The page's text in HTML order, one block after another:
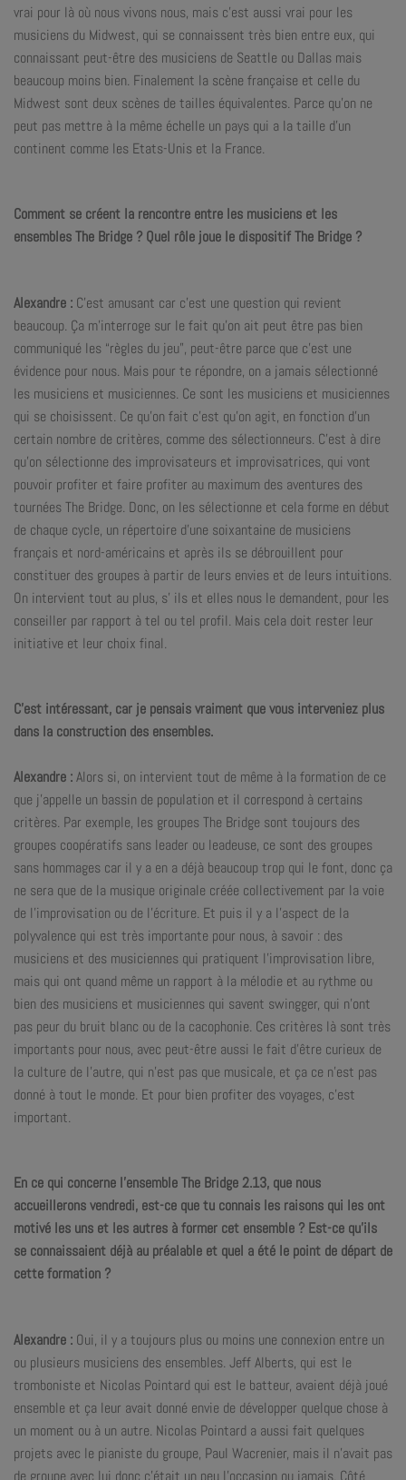
vrai pour là où nous vivons nous, mais c’est aussi vrai pour les
musiciens du Midwest, qui se connaissent très bien entre eux, qui
connaissant peut-être des musiciens de Seattle ou Dallas mais
beaucoup moins bien. Finalement la scène française et celle du
Midwest sont deux scènes de tailles équivalentes. Parce qu’on ne
peut pas mettre à la même échelle un pays qui a la taille d’un
continent comme les Etats-Unis et la France.
Comment se créent la rencontre entre les musiciens et les
ensembles The Bridge ? Quel rôle joue le dispositif The Bridge ?
Alexandre : C’est amusant car c’est une question qui revient
beaucoup. Ça m’interroge sur le fait qu’on ait peut être pas bien
communiqué les “règles du jeu”, peut-être parce que c’est une
évidence pour nous. Mais pour te répondre, on a jamais sélectionné
les musiciens et musiciennes. Ce sont les musiciens et musiciennes
qui se choisissent. Ce qu’on fait c’est qu’on agit, en fonction d’un
certain nombre de critères, comme des sélectionneurs. C’est à dire
qu’on sélectionne des improvisateurs et improvisatrices, qui vont
pouvoir profiter et faire profiter au maximum des aventures des
tournées The Bridge. Donc, on les sélectionne et cela forme en début
de chaque cycle, un répertoire d’une soixantaine de musiciens
français et nord-américains et après ils se débrouillent pour
constituer des groupes à partir de leurs envies et de leurs intuitions.
On intervient tout au plus, s’ ils et elles nous le demandent, pour les
conseiller par rapport à tel ou tel profil. Mais cela doit rester leur
initiative et leur choix final.
C’est intéressant, car je pensais vraiment que vous interveniez plus
dans la construction des ensembles.
Alexandre :Alors si, on intervient tout de même à la formation de ce
que j’appelle un bassin de population et il correspond à certains
critères. Par exemple, les groupes The Bridge sont toujours des
groupes coopératifs sans leader ou leadeuse, ce sont des groupes
sans hommages car il y a en a déjà beaucoup trop qui le font, donc ça
ne sera que de la musique originale créée collectivement par la voie
de l’improvisation ou de l’écriture. Et puis il y a l’aspect de la
polyvalence qui est très importante pour nous, à savoir : des
musiciens et des musiciennes qui pratiquent l’improvisation libre,
mais qui ont quand même un rapport à la mélodie et au rythme ou
bien des musiciens et musiciennes qui savent swingger, qui n’ont
pas peur du bruit blanc ou de la cacophonie. Ces critères là sont très
importants pour nous, avec peut-être aussi le fait d’être curieux de
la culture de l’autre, qui n’est pas que musicale, et ça ce n’est pas
donné à tout le monde. Et pour bien profiter des voyages, c’est
important.
En ce qui concerne l’ensemble The Bridge 2.13, que nous
accueillerons vendredi, est-ce que tu connais les raisons qui les ont
motivé les uns et les autres à former cet ensemble ? Est-ce qu’ils
se connaissaient déjà au préalable et quel a été le point de départ de
cette formation ?
Alexandre : Oui, il y a toujours plus ou moins une connexion entre un
ou plusieurs musiciens des ensembles. Jeff Alberts, qui est le
tromboniste et Nicolas Pointard qui est le batteur, avaient déjà joué
ensemble et ça leur avait donné envie de développer quelque chose à
un moment ou à un autre. Nicolas Pointard a aussi fait quelques
projets avec le pianiste du groupe, Paul Wacrenier, mais il n’avait pas
de groupe avec lui donc c’était un peu l’occasion ou jamais. Côté